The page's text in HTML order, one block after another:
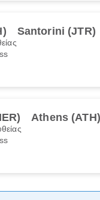
Santorini (JTR)
Athens (ATH)